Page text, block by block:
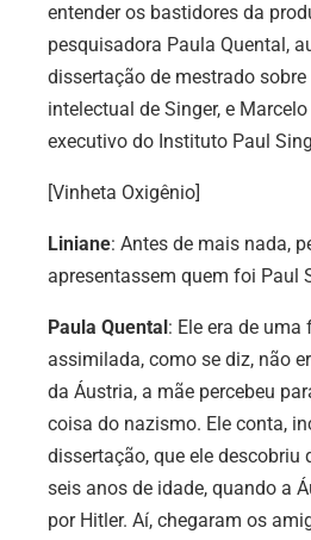
entender os bastidores da
pesquisadora Paula Quental,
dissertação de mestrado
intelectual de Singer, e
executivo do Instituto Paul
[Vinheta Oxigênio]
Liniane: Antes de mais nada,
apresentassem quem foi Paul
Paula Quental : Ele era de
assimilada, como se diz, não
da Áustria, a mãe percebeu
coisa do nazismo. Ele conta,
dissertação, que ele descobriu
seis anos de idade, quando a
por Hitler. Aí, chegaram os